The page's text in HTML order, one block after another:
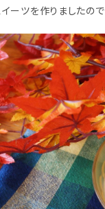
ーツを作りましたの